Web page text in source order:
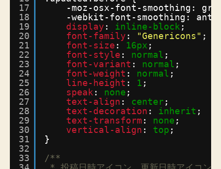
17
18
19
20
21
22
23
24
25
26
27
28
29
30
31
32
33
-moz-osx-font-smoothing:
-webkit-font-smoothing:
display : inline-block ;
font-family : "Genericons" ;
font-size : 16px ;
font-style : normal ;
font-variant : normal ;
font-weight : normal ;
line-height : 1 ;
speak : none ;
text-align : center ;
text-decoration : inherit ;
text-transform : none ;
vertical-align : top ;
}
/**